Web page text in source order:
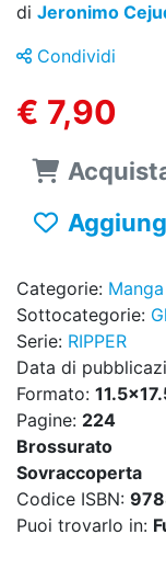
di Jeronimo
Condividi
€ 7,90
Categorie: Manga
Sottocategorie:
Serie: RIPPER
Data di
Formato:
Pagine: 224
Brossurato
Sovraccoperta
Codice ISBN:
Puoi trovarlo in: